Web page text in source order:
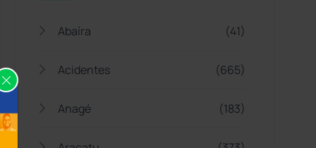
Abaíra (41)
Acidentes (665)
Anagé (183)